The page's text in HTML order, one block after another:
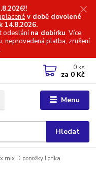
v době dovolené
14.8.2026.
odeslánína dobírku. Více
neprovedená platba, zrušení
Menu
Hledat
0 ks
za 0 Kč
mix D ponožky Lonka